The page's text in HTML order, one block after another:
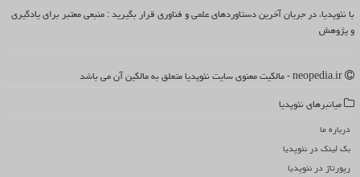
با نئوپدیا، در جریان آخرین دستاوردهای علمی و فناوری قرار بگیرید : منبعی معتبر برای یادگیری
و پژوهش
میانبرهای نئوپدیا
درباره ما
بک لینک در نئوپدیا
رپورتاژ در نئوپدیا